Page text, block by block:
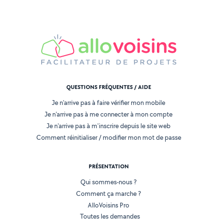
QUESTIONS FRÉQUENTES / AIDE
Je n'arrive pas à faire vérifier mon mobile
Je n'arrive pas à me connecter à mon compte
Je n'arrive pas à m'inscrire depuis le site web
Comment réinitialiser / modifier mon mot de passe
PRÉSENTATION
Qui sommes-nous ?
Comment ça marche ?
AlloVoisins Pro
Toutes les demandes